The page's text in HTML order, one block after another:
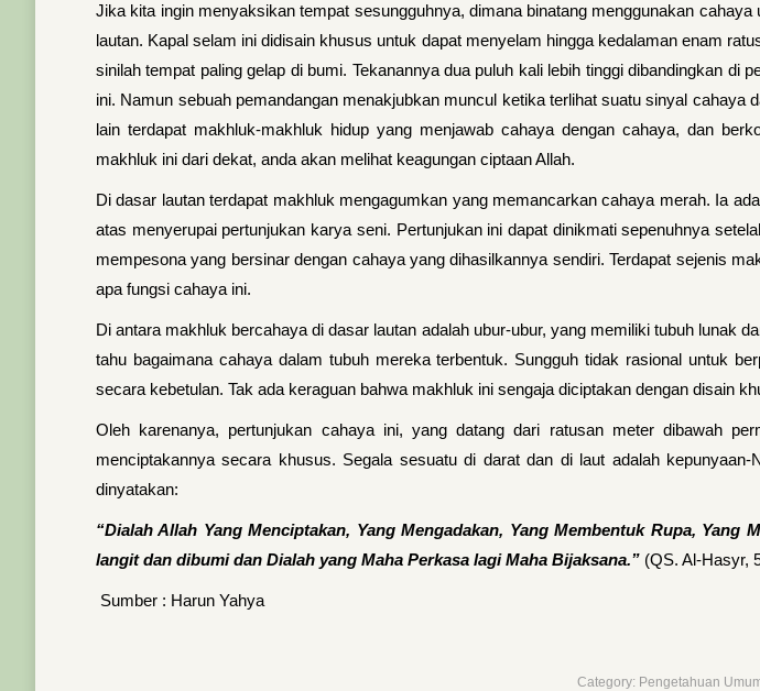
Jika kita ingin menyaksikan tempat sesungguhnya, dimana binatang menggunakan
lautan. Kapal selam ini didisain khusus untuk dapat menyelam hingga kedalaman enam
sinilah tempat paling gelap di bumi. Tekanannya dua puluh kali lebih tinggi dibandingkan
ini. Namun sebuah pemandangan menakjubkan muncul ketika terlihat suatu sinyal
lain terdapat makhluk-makhluk hidup yang menjawab cahaya dengan cahaya, dan
makhluk ini dari dekat, anda akan melihat keagungan ciptaan Allah.
Di dasar lautan terdapat makhluk mengagumkan yang memancarkan cahaya merah. Ia
atas menyerupai pertunjukan karya seni. Pertunjukan ini dapat dinikmati sepenuhnya
mempesona yang bersinar dengan cahaya yang dihasilkannya sendiri. Terdapat sejenis
apa fungsi cahaya ini.
Di antara makhluk bercahaya di dasar lautan adalah ubur-ubur, yang memiliki tubuh lunak
tahu bagaimana cahaya dalam tubuh mereka terbentuk. Sungguh tidak rasional untuk
secara kebetulan. Tak ada keraguan bahwa makhluk ini sengaja diciptakan dengan disain
Oleh karenanya, pertunjukan cahaya ini, yang datang dari ratusan meter dibawah
menciptakannya secara khusus. Segala sesuatu di darat dan di laut adalah
dinyatakan:
“Dialah Allah Yang Menciptakan, Yang Mengadakan, Yang Membentuk Rupa,
langit dan dibumi dan Dialah yang Maha Perkasa lagi Maha Bijaksana.” (QS. Al-Hasyr,
Sumber : Harun Yahya
Category: Pengetahuan